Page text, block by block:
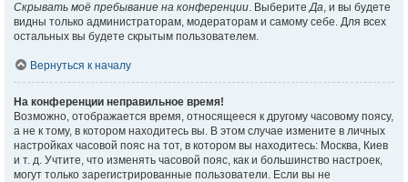
Скрывать моё пребывание на конференции. ВыберитеДа, и вы будете
видны только администраторам, модераторам и самому себе. Для всех
остальных вы будете скрытым пользователем.
Вернуться к началу
На конференции неправильное время!
Возможно, отображается время, относящееся к другому часовому поясу,
а не к тому, в котором находитесь вы. В этом случае измените в личных
настройках часовой пояс на тот, в котором вы находитесь: Москва, Киев
и т. д. Учтите, что изменять часовой пояс, как и большинство настроек,
могут только зарегистрированные пользователи. Если вы не